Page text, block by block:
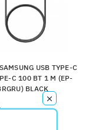
USB TYPE-C
C 100 ВТ 1 М (EP-
BLACK